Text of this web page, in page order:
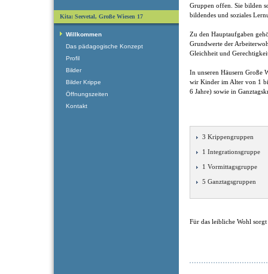
Gruppen offen. Sie bilden
bildendes und soziales
Zu den Hauptaufgaben
Grundwerte der
Gleichheit und
In unseren Häusern Große
wir Kinder im Alter von 1
6 Jahre) sowie in
3 Krippengruppen
1 Integrationsgruppe
1 Vormittagsgruppe
5 Ganztagsgruppen
Für das leibliche Wohl
Kita: Seevetal, Große Wiesen 17
Willkommen
Das pädagogische Konzept
Profil
Bilder
Bilder Krippe
Öffnungszeiten
Kontakt